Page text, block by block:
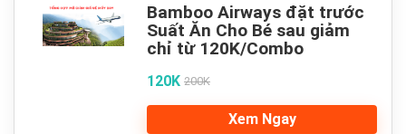
Bamboo Airways đặt trước
Suất Ăn Cho Bé sau giảm
chỉ từ 120K/Combo
120K 200K
Xem Ngay